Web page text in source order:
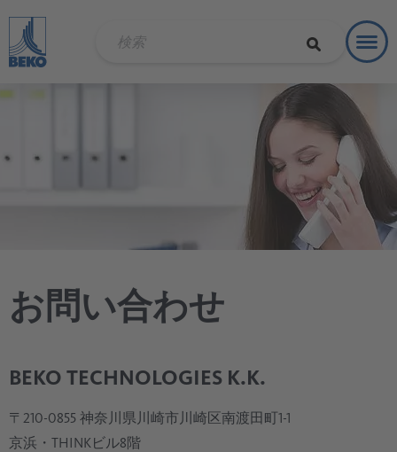
ソリ
お問い合わせ
BEKO TECHNOLOGIES K.K.
〒210-0855 神奈川県川崎市川崎区南渡田町1-1
京浜・THINKビル8階